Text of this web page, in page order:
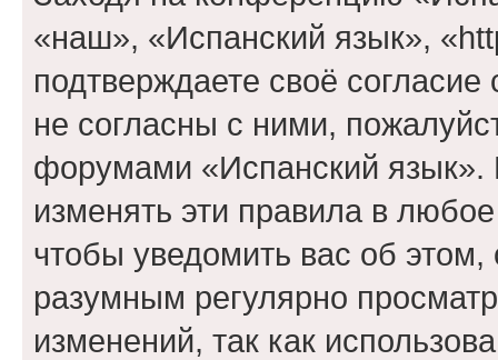
«наш», «Испанский язык»,
подтверждаете своё
не согласны с ними,
форумами «Испанский
изменять эти правила в
чтобы уведомить вас об
разумным регулярно
изменений, так как